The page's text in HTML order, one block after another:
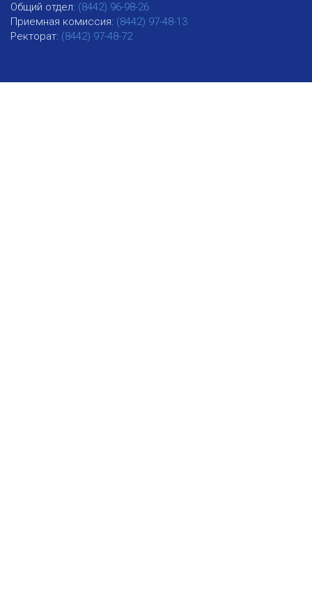
Общий отдел: (8442) 96-98-26
Приемная комиссия: (8442) 97-48-13
Ректорат: (8442) 97-48-72